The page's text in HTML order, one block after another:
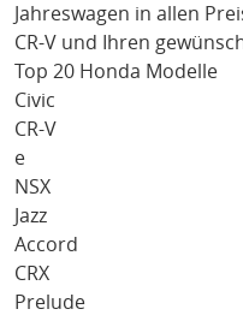
Jahreswagen in allen
CR-V und Ihren
Top 20 Honda Modelle
Civic
CR-V
e
NSX
Jazz
Accord
CRX
Prelude